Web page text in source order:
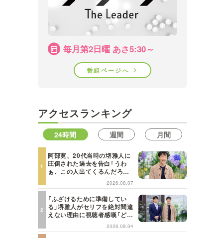
毎月第2日曜 あさ5:30～
番組ページへ
アクセスランキング
24時間 週間 月間
阿部寛、20代当時の堺雅人に
圧倒された過去を告白「うわ
ぁ、この人出てくるんだろう
な、と思った」【日曜日の初耳
学】
2026.08.07
「ふざけるために準備してい
る」堺雅人がセリフを絶対間違
えない理由に視聴者感嘆「どん
な仕事にも当てはまる」【日曜
日の初耳学】
2026.08.04